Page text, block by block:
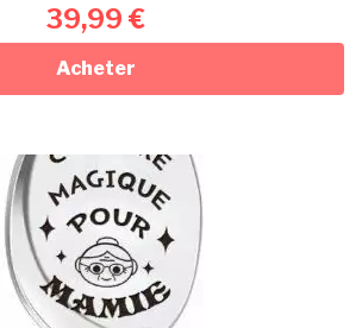
39,99 €
Acheter